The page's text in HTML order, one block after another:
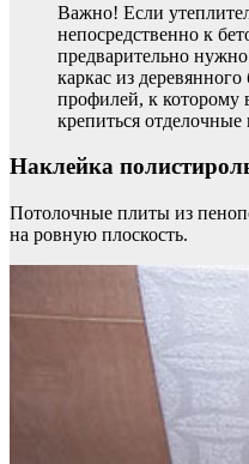
Важно! Если
непосредственно к
предварительно
каркас из
профилей, к которому
крепиться отделочные
Наклейка
Потолочные плиты из
на ровную плоскость.